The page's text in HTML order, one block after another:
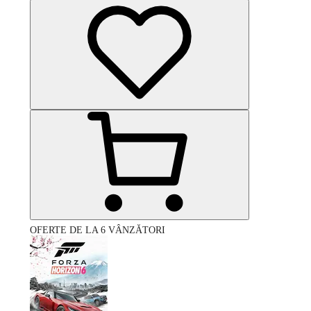
OFERTE DE LA 6 VÂNZĂTORI